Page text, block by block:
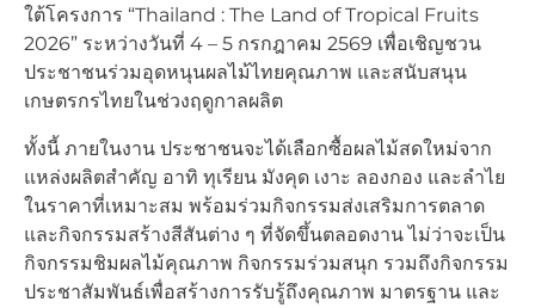
ใต้โครงการ “Thailand : The Land of Tropical Fruits
2026” ระหว่างวันที่ 4 – 5 กรกฎาคม 2569 เพื่อเชิญชวน
ประชาชนร่วมอุดหนุนผลไม้ไทยคุณภาพ และสนับสนุน
เกษตรกรไทยในช่วงฤดูกาลผลิต
ทั้งนี้ ภายในงาน ประชาชนจะได้เลือกซื้อผลไม้สดใหม่จาก
แหล่งผลิตสำคัญ อาทิ ทุเรียน มังคุด เงาะ ลองกอง และลำไย
ในราคาที่เหมาะสม พร้อมร่วมกิจกรรมส่งเสริมการตลาด
และกิจกรรมสร้างสีสันต่าง ๆ ที่จัดขึ้นตลอดงาน ไม่ว่าจะเป็น
กิจกรรมชิมผลไม้คุณภาพ กิจกรรมร่วมสนุก รวมถึงกิจกรรม
ประชาสัมพันธ์เพื่อสร้างการรับรู้ถึงคุณภาพ มาตรฐาน และ